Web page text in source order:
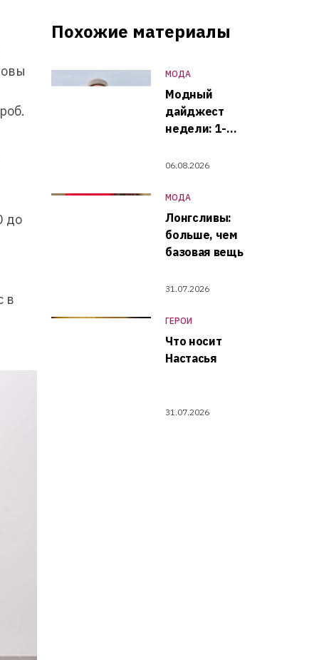
до
в
Похожие материалы
МОДА
Модный
дайджест
недели: 1-
06.08.2026
МОДА
Лонгсливы:
больше, чем
базовая вещь￼
31.07.2026
ГЕРОИ
Что носит
Настасья
31.07.2026